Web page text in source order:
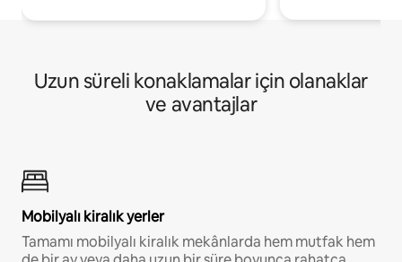
Uzun süreli konaklamalar için olanaklar
ve avantajlar
Mobilyalı kiralık yerler
Tamamı mobilyalı kiralık mekânlarda hem mutfak hem